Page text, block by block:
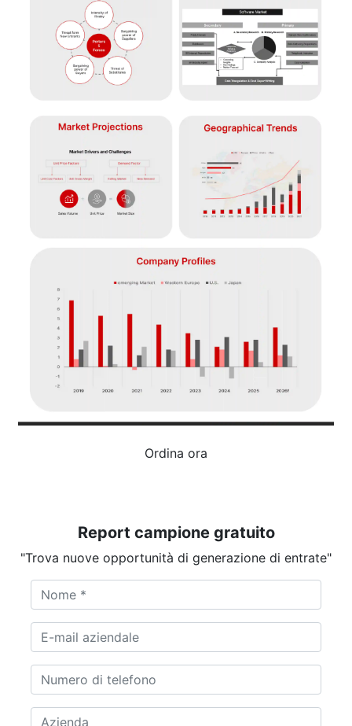
Ordina ora
Report campione gratuito
"Trova nuove opportunità di generazione di entrate"